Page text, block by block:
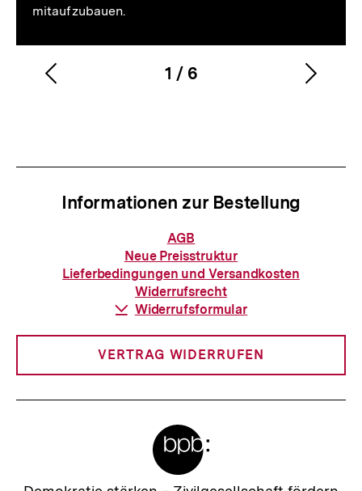
mitaufzubauen.
Karussellinhalt
1
von
/ 6
Vorherigen
Informationen zur Bestellung
Informationen
zur
Bestellung
AGB
Neue Preisstruktur
Lieferbedingungen und Versandkosten
Widerrufsrecht
Download-
Widerrufsformular
VERTRAG WIDERRUFEN